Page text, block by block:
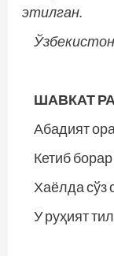
этилган.
ШАВКАТ
Абадият
Кетиб
Хаёлда сўз
У руҳият